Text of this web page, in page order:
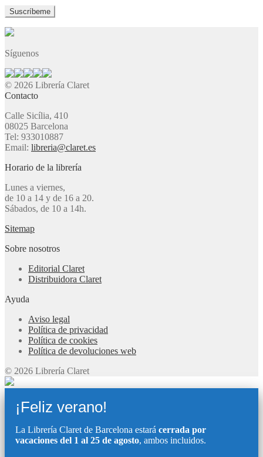
Síguenos
© 2026 Librería Claret
Contacto
Calle Sicília, 410
08025 Barcelona
Tel: 933010887
Email: libreria@claret.es
Horario de la librería
Lunes a viernes,
de 10 a 14 y de 16 a 20.
Sábados, de 10 a 14h.
Sitemap
Sobre nosotros
Editorial Claret
Distribuidora Claret
Ayuda
Aviso legal
Política de privacidad
Política de cookies
Política de devoluciones web
© 2026 Librería Claret
¡Feliz verano!
La Librería Claret de Barcelona estará cerrada por
vacaciones del 1 al 25 de agosto, ambos incluidos.